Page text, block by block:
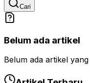
Cari
Belum ada artikel
Belum ada artikel